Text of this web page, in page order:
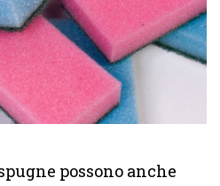
possono anche